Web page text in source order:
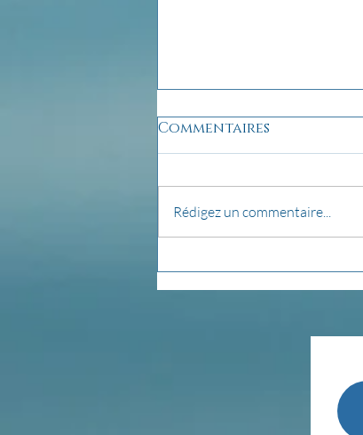
pensée du jour...
Commentaires
Rédigez un commentaire...